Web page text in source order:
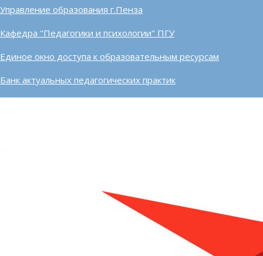
Управление образования г.Пенза
Кафедра "Педагогики и психологии" ПГУ
Единое окно доступа к образовательным ресурсам
Банк актуальных педагогических практик